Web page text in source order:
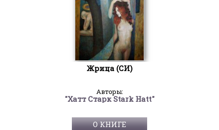
Жрица (СИ)
Авторы:
"Хатт Старк Stark Hatt"
О КНИГЕ